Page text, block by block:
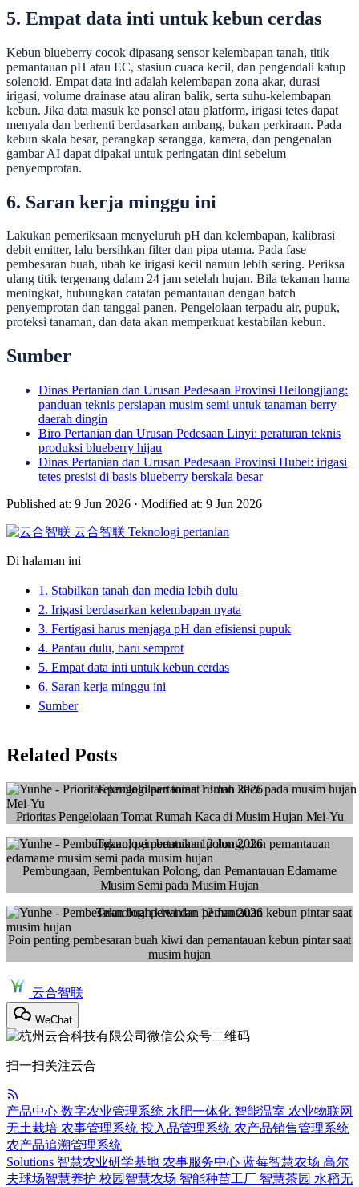
5. Empat data inti untuk kebun cerdas
Kebun blueberry cocok dipasang sensor kelembapan tanah, titik
pemantauan pH atau EC, stasiun cuaca kecil, dan pengendali katup
solenoid. Empat data inti adalah kelembapan zona akar, durasi
irigasi, volume drainase atau aliran balik, serta suhu-kelembapan
kebun. Jika data masuk ke ponsel atau platform, irigasi tetes dapat
menyala dan berhenti berdasarkan ambang, bukan perkiraan. Pada
kebun skala besar, perangkap serangga, kamera, dan pengenalan
gambar AI dapat dipakai untuk peringatan dini sebelum
penyemprotan.
6. Saran kerja minggu ini
Lakukan pemeriksaan menyeluruh pH dan kelembapan, kalibrasi
debit emitter, lalu bersihkan filter dan pipa utama. Pada fase
pembesaran buah, ubah ke irigasi kecil namun lebih sering. Periksa
ulang titik tergenang dalam 24 jam setelah hujan. Bila tekanan hama
meningkat, hubungkan catatan pemantauan dengan batch
penyemprotan dan tanggal panen. Pengelolaan terpadu air, pupuk,
proteksi tanaman, dan data akan memperkuat kestabilan kebun.
Sumber
Dinas Pertanian dan Urusan Pedesaan Provinsi Heilongjiang:
panduan teknis persiapan musim semi untuk tanaman berry
daerah dingin
Biro Pertanian dan Urusan Pedesaan Linyi: peraturan teknis
produksi blueberry hijau
Dinas Pertanian dan Urusan Pedesaan Provinsi Hubei: irigasi
tetes presisi di basis blueberry berskala besar
Published at: 9 Jun 2026 · Modified at: 9 Jun 2026
云合智联 Teknologi pertanian
Di halaman ini
1. Stabilkan tanah dan media lebih dulu
2. Irigasi berdasarkan kelembapan nyata
3. Fertigasi harus menjaga pH dan efisiensi pupuk
4. Pantau dulu, baru semprot
5. Empat data inti untuk kebun cerdas
6. Saran kerja minggu ini
Sumber
Related Posts
Teknologi pertanian 13 Jun 2026
Prioritas Pengelolaan Tomat Rumah Kaca di Musim Hujan Mei-Yu
Teknologi pertanian 12 Jun 2026
Pembungaan, Pembentukan Polong, dan Pemantauan Edamame
Musim Semi pada Musim Hujan
Teknologi pertanian 12 Jun 2026
Poin penting pembesaran buah kiwi dan pemantauan kebun pintar saat
musim hujan
云合智联
WeChat
扫一扫关注云合
产品中心 数字农业管理系统 水肥一体化 智能温室 农业物联网
无土栽培 农事管理系统 投入品管理系统 农产品销售管理系统
农产品追溯管理系统
Solutions 智慧农业研学基地 农事服务中心 蓝莓智慧农场 高尔
夫球场智慧养护 校园智慧农场 智能种苗工厂 智慧茶园 水稻无